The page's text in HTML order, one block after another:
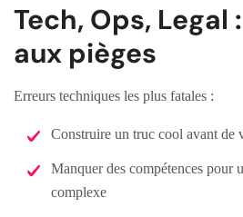
Tech, Ops,
aux pièges
Erreurs techniques les plus fatales :
Construire un truc cool avant de
Manquer des compétences pour
complexe